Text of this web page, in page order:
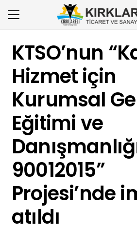
KTSO’nun
Hizmet için
Kurumsal
Eğitimi ve
90012015”
Projesi’nde
atıldı